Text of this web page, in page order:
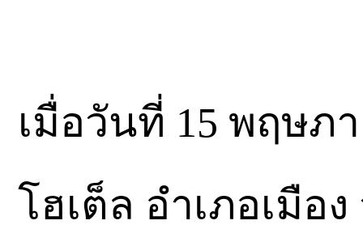
เมื่อวันที่ 15 พฤษภ
โฮเต็ล อำเภอเมือ